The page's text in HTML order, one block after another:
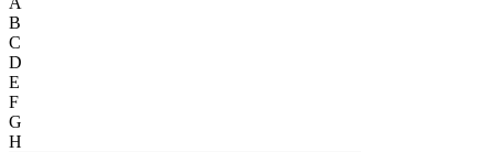
B
C
D
E
F
G
H